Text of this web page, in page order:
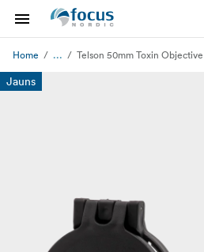
Home ... Telson 50mm Toxin
Jauns